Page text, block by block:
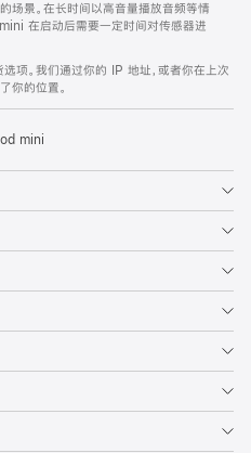
景。在长时间以高音量播放音频等情
在启动后需要一定时间对传感器进
项。我们通过你的 IP 地址，或者你在上次
你的位置。
mini